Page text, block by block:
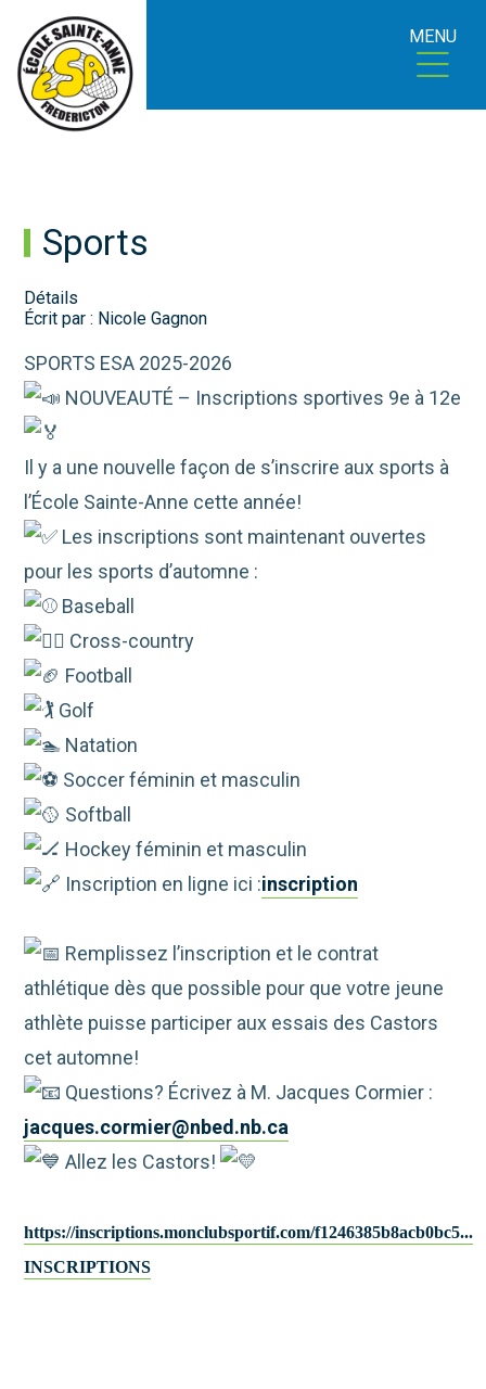
MENU
Sports
Détails
Écrit par : Nicole Gagnon
SPORTS ESA 2025-2026
NOUVEAUTÉ – Inscriptions sportives 9e à 12e
Il y a une nouvelle façon de s’inscrire aux sports à
l’École Sainte-Anne cette année!
Les inscriptions sont maintenant ouvertes
pour les sports d’automne :
Baseball
Cross-country
Football
Golf
Natation
Soccer féminin et masculin
Softball
Hockey féminin et masculin
Inscription en ligne ici :inscription
Remplissez l’inscription et le contrat
athlétique dès que possible pour que votre jeune
athlète puisse participer aux essais des Castors
cet automne!
Questions? Écrivez à M. Jacques Cormier :
jacques.cormier@nbed.nb.ca
Allez les Castors!
https://inscriptions.monclubsportif.com/f1246385b8acb0bc5...
INSCRIPTIONS